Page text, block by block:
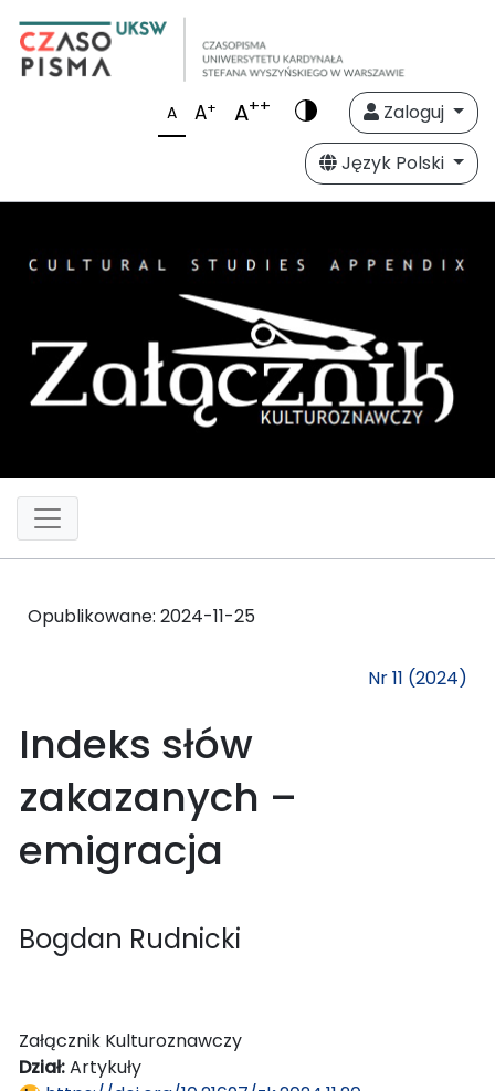
A A+ A++
Zaloguj
Język Polski
Opublikowane: 2024-11-25
Nr 11 (2024)
Indeks słów
zakazanych –
emigracja
Bogdan Rudnicki
Załącznik Kulturoznawczy
Dział:Artykuły